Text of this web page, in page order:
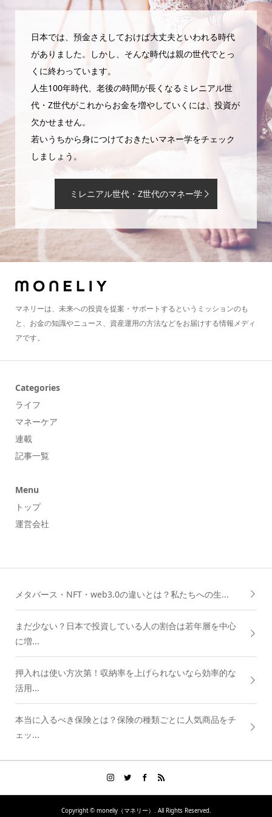
日本では、預金さえしておけば大丈夫といわれる時代
がありました。しかし、そんな時代は親の世代でとっ
くに終わっています。
人生100年時代、老後の時間が長くなるミレニアル世
代・Z世代がこれからお金を増やしていくには、投資が
欠かせません。
若いうちから身につけておきたいマネー学をチェック
しましょう。
ミレニアル世代・Z世代のマネー学
マネリーは、未来への投資を提案・サポートするというミッションのも
と、お金の知識やニュース、資産運用の方法などをお届けする情報メディ
アです。
Categories
ライフ
マネーケア
連載
記事一覧
Menu
トップ
運営会社
メタバース・NFT・web3.0の違いとは？私たちへの生...
まだ少ない？日本で投資している人の割合は若年層を中心
に増...
押入れは使い方次第！収納率を上げられないなら効率的な
活用...
本当に入るべき保険とは？保険の種類ごとに人気商品をチ
ェッ...
Copyright ©moneliy（マネリー）. All Rights Reserved.